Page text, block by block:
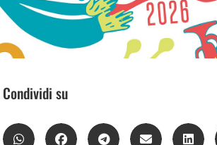
Condividi su